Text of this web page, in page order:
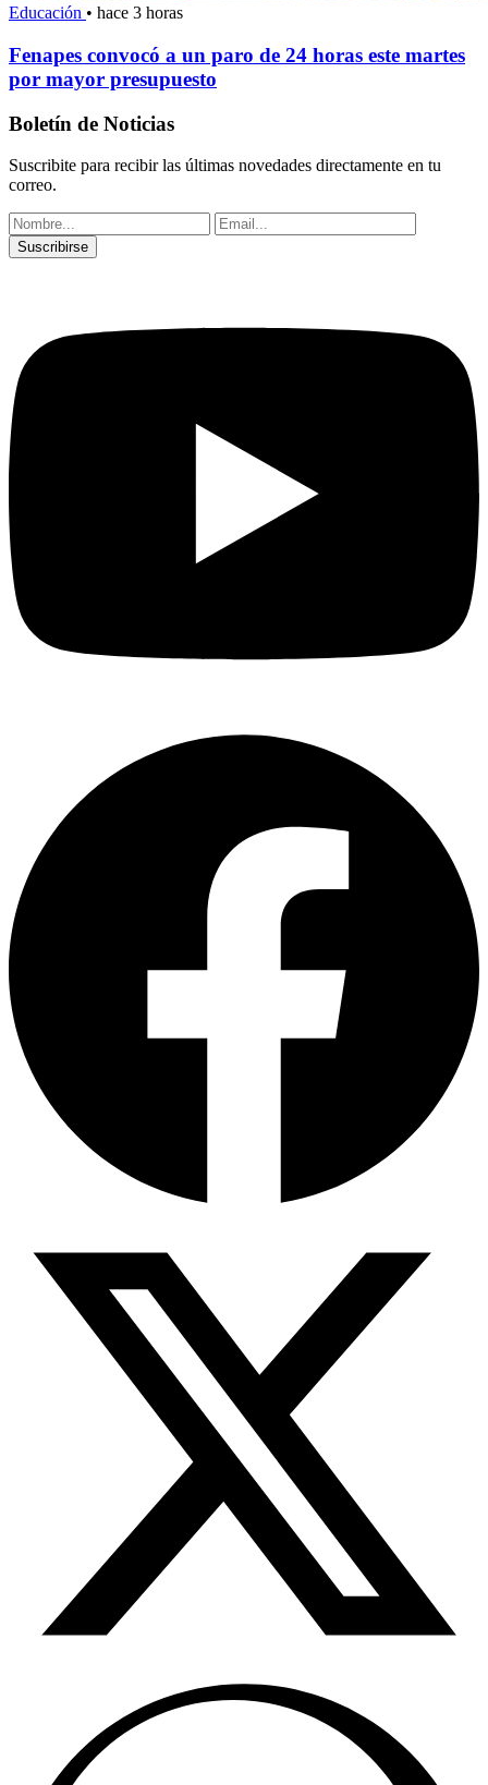
Educación • hace 3 horas
Fenapes convocó a un paro de 24 horas este martes
por mayor presupuesto
Boletín de Noticias
Suscribite para recibir las últimas novedades directamente en tu
correo.
Suscribirse